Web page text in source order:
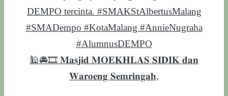
🕌🚘🎞️ 𝐌𝐚𝐬𝐣𝐢𝐝 𝐌𝐎𝐄𝐊𝐇𝐋𝐀𝐒 𝐒𝐈𝐃𝐈𝐊 𝐝𝐚𝐧
𝐖𝐚𝐫𝐨𝐞𝐧𝐠 𝐒𝐞𝐦𝐫𝐢𝐧𝐠𝐚𝐡,